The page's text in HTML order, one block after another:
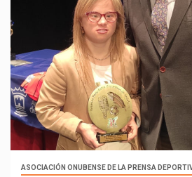
ASOCIACIÓN ONUBENSE DE LA PRENSA